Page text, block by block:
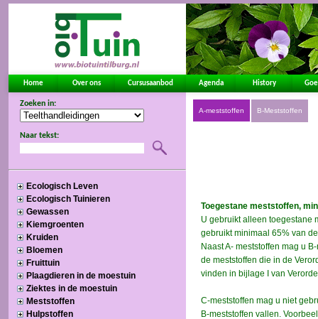
Home Over ons Cursusaanbod Agenda History
Zoeken in:
Naar tekst:
Ecologisch Leven
Ecologisch Tuinieren
Gewassen
Kiemgroenten
Kruiden
Bloemen
Fruittuin
Plaagdieren in de moestuin
Ziektes in de moestuin
Meststoffen
Hulpstoffen